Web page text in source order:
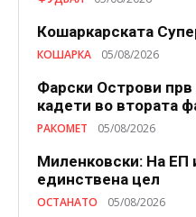
Кошаркарската
КОШАРКА 05/08/2026
Фарски Острови
кадети во втората
РАКОМЕТ 05/08/2026
Миленковски: На ЕП
единствена цел
ОСТАНАТО 05/08/2026